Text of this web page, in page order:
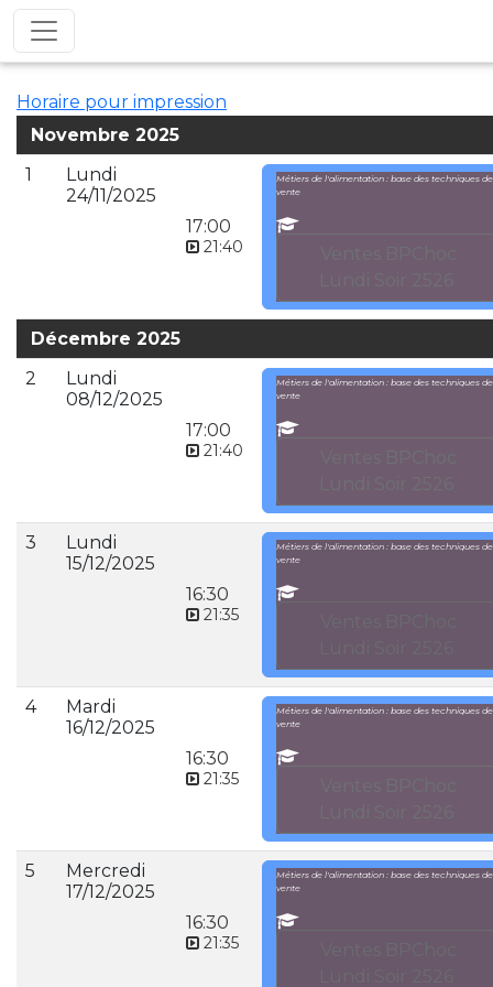
Horaire pour impression
Novembre 2025
1
Lundi
24/11/2025
17:00
21:40
Métiers de l'alimentation : base des techniques de
vente
Décembre 2025
2
Lundi
08/12/2025
17:00
21:40
Métiers de l'alimentation : base des techniques de
vente
3
Lundi
15/12/2025
16:30
21:35
Métiers de l'alimentation : base des techniques de
vente
4
Mardi
16/12/2025
16:30
21:35
Métiers de l'alimentation : base des techniques de
vente
5
Mercredi
17/12/2025
16:30
21:35
Métiers de l'alimentation : base des techniques de
vente